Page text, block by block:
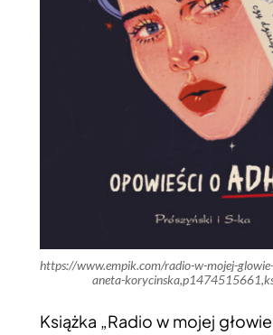
https://www.empik.com/radio-w-mojej-
aneta-
Książka „Radio w mojej